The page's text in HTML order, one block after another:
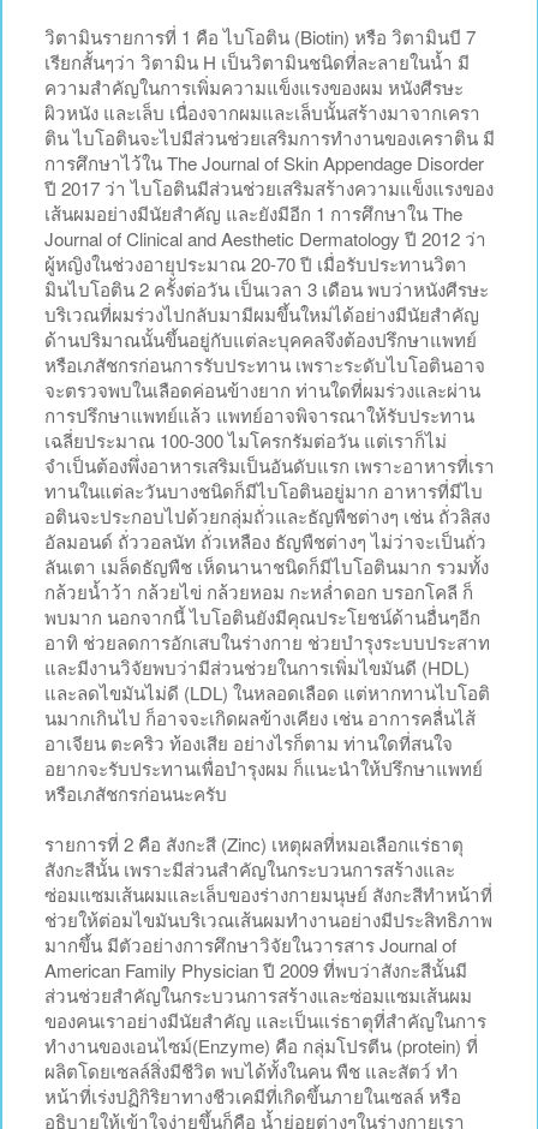
วิตามินรายการที่ 1 คือ ไบโอติน (Biotin) หรือ วิตามินบี 7
เรียกสั้นๆว่า วิตามิน H เป็นวิตามินชนิดที่ละลายในน้ำ มี
ความสำคัญในการเพิ่มความแข็งแรงของผม หนังศีรษะ
ผิวหนัง และเล็บ เนื่องจากผมและเล็บนั้นสร้างมาจากเครา
ติน ไบโอตินจะไปมีส่วนช่วยเสริมการทำงานของเคราติน มี
การศึกษาไว้ใน The Journal of Skin Appendage Disorder
ปี 2017 ว่า ไบโอตินมีส่วนช่วยเสริมสร้างความแข็งแรงของ
เส้นผมอย่างมีนัยสำคัญ และยังมีอีก 1 การศึกษาใน The
Journal of Clinical and Aesthetic Dermatology ปี 2012 ว่า
ผู้หญิงในช่วงอายุประมาณ 20-70 ปี เมื่อรับประทานวิตา
มินไบโอติน 2 ครั้งต่อวัน เป็นเวลา 3 เดือน พบว่าหนังศีรษะ
บริเวณที่ผมร่วงไปกลับมามีผมขึ้นใหม่ได้อย่างมีนัยสำคัญ
ด้านปริมาณนั้นขึ้นอยู่กับแต่ละบุคคลจึงต้องปรึกษาแพทย์
หรือเภสัชกรก่อนการรับประทาน เพราะระดับไบโอตินอาจ
จะตรวจพบในเลือดค่อนข้างยาก ท่านใดที่ผมร่วงและผ่าน
การปรึกษาแพทย์แล้ว แพทย์อาจพิจารณาให้รับประทาน
เฉลี่ยประมาณ 100-300 ไมโครกรัมต่อวัน แต่เราก็ไม่
จำเป็นต้องพึ่งอาหารเสริมเป็นอันดับแรก เพราะอาหารที่เรา
ทานในแต่ละวันบางชนิดก็มีไบโอตินอยู่มาก อาหารที่มีไบ
อตินจะประกอบไปด้วยกลุ่มถั่วและธัญพืชต่างๆ เช่น ถั่วลิสง
อัลมอนด์ ถั่ววอลนัท ถั่วเหลือง ธัญพืชต่างๆ ไม่ว่าจะเป็นถั่ว
ลันเตา เมล็ดธัญพืช เห็ดนานาชนิดก็มีไบโอตินมาก รวมทั้ง
กล้วยน้ำว้า กล้วยไข่ กล้วยหอม กะหล่ำดอก บรอกโคลี ก็
พบมาก นอกจากนี้ ไบโอตินยังมีคุณประโยชน์ด้านอื่นๆอีก
อาทิ ช่วยลดการอักเสบในร่างกาย ช่วยบำรุงระบบประสาท
และมีงานวิจัยพบว่ามีส่วนช่วยในการเพิ่มไขมันดี (HDL)
และลดไขมันไม่ดี (LDL) ในหลอดเลือด แต่หากทานไบโอติ
นมากเกินไป ก็อาจจะเกิดผลข้างเคียง เช่น อาการคลื่นไส้
อาเจียน ตะคริว ท้องเสีย อย่างไรก็ตาม ท่านใดที่สนใจ
อยากจะรับประทานเพื่อบำรุงผม ก็แนะนำให้ปรึกษาแพทย์
หรือเภสัชกรก่อนนะครับ
รายการที่ 2 คือ สังกะสี (Zinc) เหตุผลที่หมอเลือกแร่ธาตุ
สังกะสีนั้น เพราะมีส่วนสำคัญในกระบวนการสร้างและ
ซ่อมแซมเส้นผมและเล็บของร่างกายมนุษย์ สังกะสีทำหน้าที่
ช่วยให้ต่อมไขมันบริเวณเส้นผมทำงานอย่างมีประสิทธิภาพ
มากขึ้น มีตัวอย่างการศึกษาวิจัยในวารสาร Journal of
American Family Physician ปี 2009 ที่พบว่าสังกะสีนั้นมี
ส่วนช่วยสำคัญในกระบวนการสร้างและซ่อมแซมเส้นผม
ของคนเราอย่างมีนัยสำคัญ และเป็นแร่ธาตุที่สำคัญในการ
ทำงานของเอนไซม์(Enzyme) คือ กลุ่มโปรตีน (protein) ที่
ผลิตโดยเซลล์สิ่งมีชีวิต พบได้ทั้งในคน พืช และสัตว์ ทำ
หน้าที่เร่งปฏิกิริยาทางชีวเคมีที่เกิดขึ้นภายในเซลล์ หรือ
อธิบายให้เข้าใจง่ายขึ้นก็คือ น้ำย่อยต่างๆในร่างกายเรา